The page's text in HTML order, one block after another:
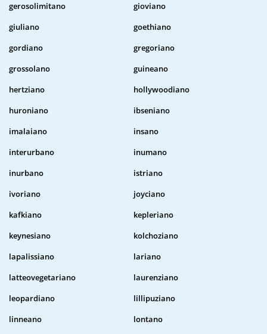
gerosolimitano
gioviano
giuliano
goethiano
gordiano
gregoriano
grossolano
guineano
hertziano
hollywoodiano
huroniano
ibseniano
imalaiano
insano
interurbano
inumano
inurbano
istriano
ivoriano
joyciano
kafkiano
kepleriano
keynesiano
kolchoziano
lapalissiano
lariano
latteovegetariano
laurenziano
leopardiano
lillipuziano
linneano
lontano